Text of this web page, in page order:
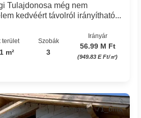
Tulajdonosa még nem
kedvéért távolról irányítható...
terület
m²
Szobák
3
Irányár
56.99 M Ft
(949.83 E Ft/㎡)
Azonosító: 71_bma